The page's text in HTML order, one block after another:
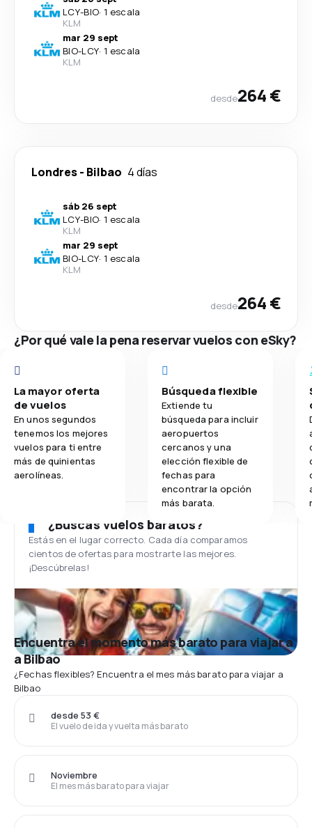
LCY-BIO· 1 escala
KLM
mar 29 sept
BIO-LCY· 1 escala
KLM
desde264 €
Londres- Bilbao 4 días
sáb 26 sept
LCY-BIO· 1 escala
KLM
mar 29 sept
BIO-LCY· 1 escala
KLM
desde264 €
¿Por qué vale la pena reservar vuelos con eSky?
La mayor oferta
de vuelos
En unos segundos
tenemos los mejores
vuelos para ti entre
más de quinientas
aerolíneas.
Búsqueda flexible
Extiende tu
búsqueda para incluir
aeropuertos
cercanos y una
elección flexible de
fechas para
encontrar la opción
más barata.
¿Buscas vuelos baratos?
Estás en el lugar correcto. Cada día comparamos
cientos de ofertas para mostrarte las mejores.
¡Descúbrelas!
Encuentra el momento más barato para viajar a
a Bilbao
¿Fechas flexibles? Encuentra el mes más barato para viajar a
Bilbao
El vuelo de ida y vuelta más barato
desde 53 €
El mes más barato para viajar
Noviembre